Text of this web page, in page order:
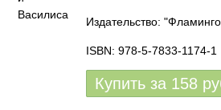
Издательство:
ISBN: 978-5-7833-1174-1
Купить за 158